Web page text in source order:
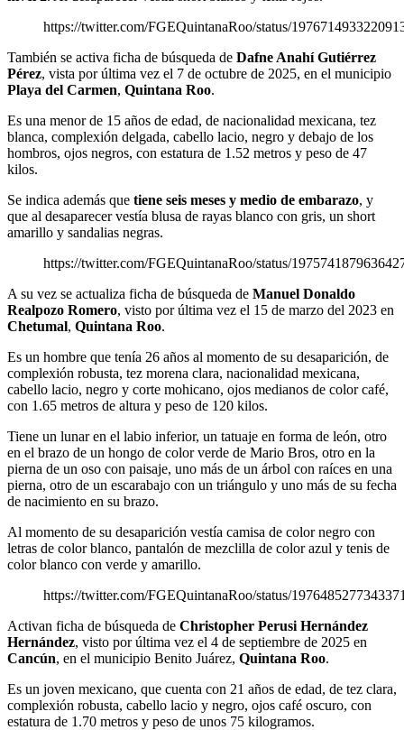
https://twitter.com/FGEQuintanaRoo/status/
También se activa ficha de búsqueda de Dafne Anahí Gutiérrez
Pérez, vista por última vez el 7 de octubre de 2025, en el municipio
Playa del Carmen, Quintana Roo.
Es una menor de 15 años de edad, de nacionalidad mexicana, tez
blanca, complexión delgada, cabello lacio, negro y debajo de los
hombros, ojos negros, con estatura de 1.52 metros y peso de 47
kilos.
Se indica además que tiene seis meses y medio de embarazo, y
que al desaparecer vestía blusa de rayas blanco con gris, un short
amarillo y sandalias negras.
https://twitter.com/FGEQuintanaRoo/status/
A su vez se actualiza ficha de búsqueda de Manuel Donaldo
Realpozo Romero, visto por última vez el 15 de marzo del 2023 en
Chetumal, Quintana Roo.
Es un hombre que tenía 26 años al momento de su desaparición, de
complexión robusta, tez morena clara, nacionalidad mexicana,
cabello lacio, negro y corte mohicano, ojos medianos de color café,
con 1.65 metros de altura y peso de 120 kilos.
Tiene un lunar en el labio inferior, un tatuaje en forma de león, otro
en el brazo de un hongo de color verde de Mario Bros, otro en la
pierna de un oso con paisaje, uno más de un árbol con raíces en una
pierna, otro de un escarabajo con un triángulo y uno más de su fecha
de nacimiento en su brazo.
Al momento de su desaparición vestía camisa de color negro con
letras de color blanco, pantalón de mezclilla de color azul y tenis de
color blanco con verde y amarillo.
https://twitter.com/FGEQuintanaRoo/status/
Activan ficha de búsqueda de Christopher Perusi Hernández
Hernández, visto por última vez el 4 de septiembre de 2025 en
Cancún, en el municipio Benito Juárez, Quintana Roo.
Es un joven mexicano, que cuenta con 21 años de edad, de tez clara,
complexión robusta, cabello lacio y negro, ojos café oscuro, con
estatura de 1.70 metros y peso de unos 75 kilogramos.